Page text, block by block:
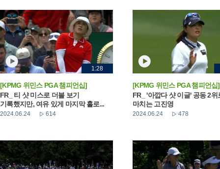
1:28
[KPMG 위민스 PGA 챔피언십]
FR_ 티 샷 미스로 더블 보기
기록했지만, 여유 있게 마지막 홀로...
2024.06.24 614
[KPMG 위민스 PGA 챔피언십]
FR_ '아깝다 샷 이글' 공동 2위
마치는 고진영
2024.06.24 478